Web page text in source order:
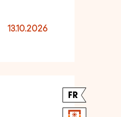
13.10.2026
FR